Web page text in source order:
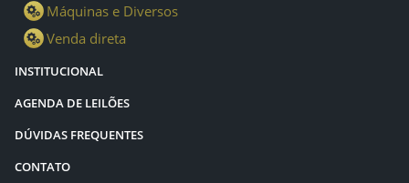
Máquinas e Diversos
Venda direta
INSTITUCIONAL
AGENDA DE LEILÕES
DÚVIDAS FREQUENTES
CONTATO